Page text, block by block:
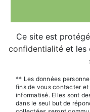
Ce site est
confidentialité et les
** Les données
fins de vous contacter
informatisé. Elles sont
dans le seul but de